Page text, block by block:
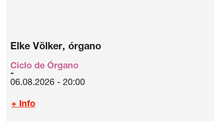
Elke Völker, órgano
Ciclo de Órgano
06.08.2026 - 20:00
+ Info